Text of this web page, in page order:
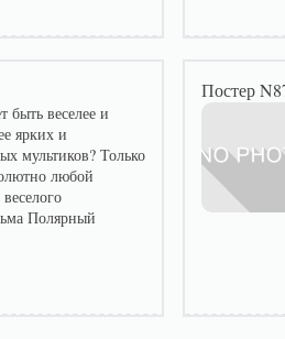
быть веселее и
ярких и
мультиков? Только
любой
Полярный
Постер